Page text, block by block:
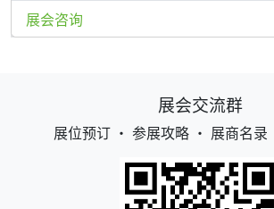
展会咨询
展会交流群
展位预订 • 参展攻略 • 展商名录